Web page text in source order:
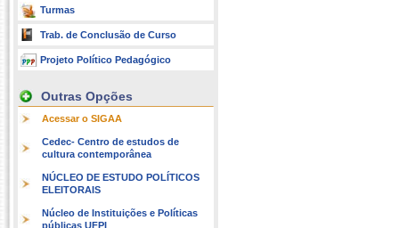
Turmas
Trab. de Conclusão de Curso
Projeto Político Pedagógico
Outras Opções
Acessar o SIGAA
Cedec- Centro de estudos de
cultura contemporânea
NÚCLEO DE ESTUDO POLÍTICOS
ELEITORAIS
Núcleo de Instituições e Políticas
públicas UFPI